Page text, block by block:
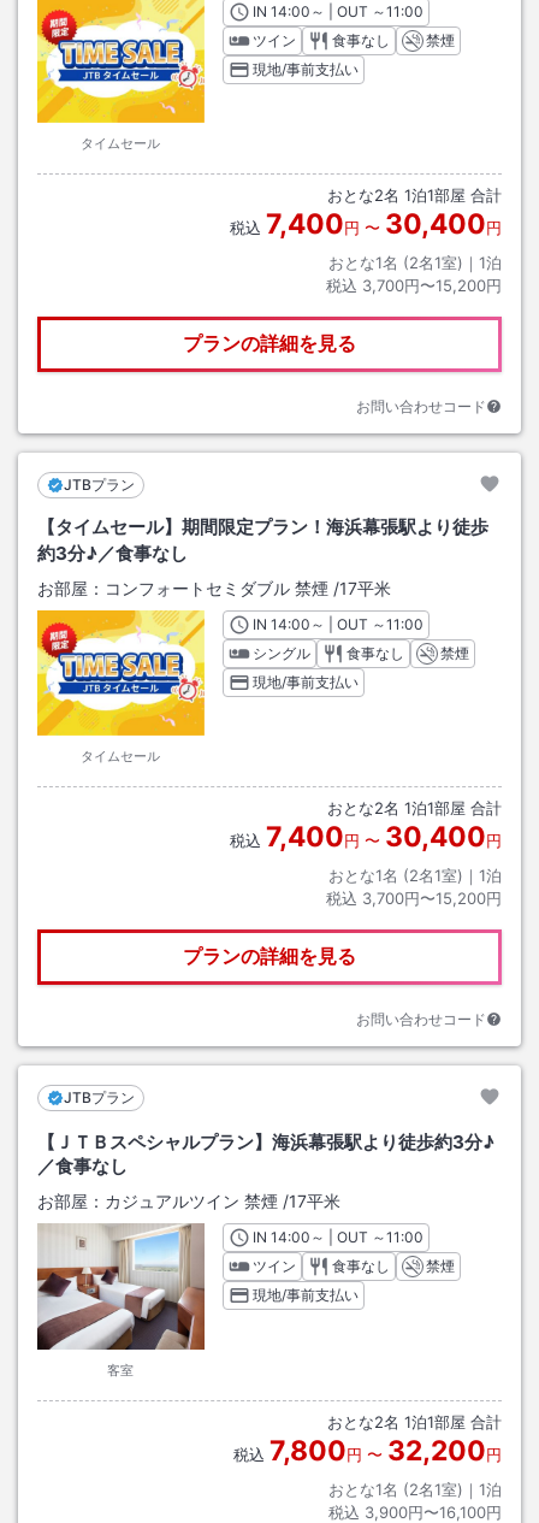
タイムセール
INチェックイン
14:00 ～ | OUT チェックアウト
～11:00
ツイン
食事なし
禁煙
現地/事前支払い
おとな2名 1泊1部屋 合計
税込 7,400円 〜 30,400円
おとな1名 (2名1室)｜ 1泊
税込 3,700円〜15,200円
プランの詳細を見る
お問い合わせコード
JTBプラン
【タイムセール】期間限定プラン！海浜幕張駅より徒歩
約3分♪／食事なし
お部屋： コンフォートセミダブル 禁煙 /17平米
タイムセール
INチェックイン
14:00 ～ | OUT チェックアウト
～11:00
シングル
食事なし
禁煙
現地/事前支払い
おとな2名 1泊1部屋 合計
税込 7,400円 〜 30,400円
おとな1名 (2名1室)｜ 1泊
税込 3,700円〜15,200円
プランの詳細を見る
お問い合わせコード
JTBプラン
【ＪＴＢスペシャルプラン】海浜幕張駅より徒歩約3分♪
／食事なし
お部屋： カジュアルツイン 禁煙 /17平米
客室
INチェックイン
14:00 ～ | OUT チェックアウト
～11:00
ツイン
食事なし
禁煙
現地/事前支払い
おとな2名 1泊1部屋 合計
税込 7,800円 〜 32,200円
おとな1名 (2名1室)｜ 1泊
税込 3,900円〜16,100円